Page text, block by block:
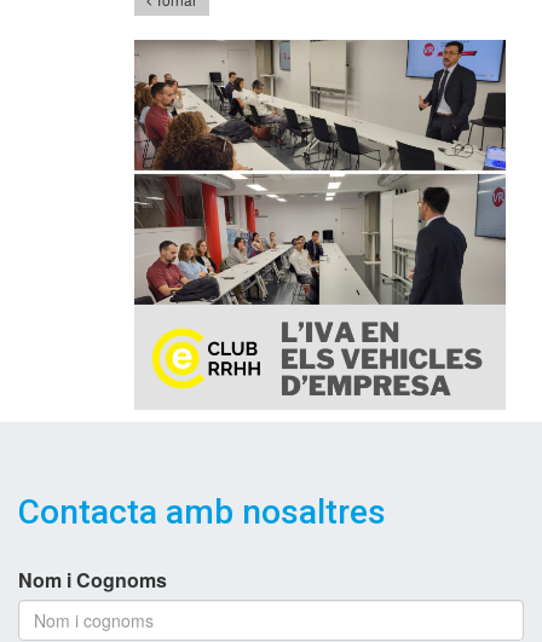
Contacta amb nosaltres
Nom i Cognoms